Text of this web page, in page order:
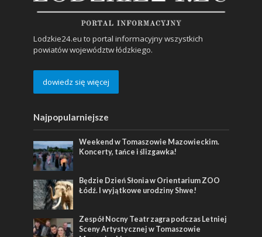
Lodzkie24.eu to portal informacyjny wszystkich
powiatów województw łódzkiego.
dowiedz się więcej
Najpopularniejsze
Weekend w Tomaszowie Mazowieckim.
Koncerty, tańce i ślizgawka!
Będzie Dzień Słonia w Orientarium ZOO
Łódź. I wyjątkowe urodziny Shwe!
Zespół Nocny Teatr zagra podczas Letniej
Sceny Artystycznej w Tomaszowie